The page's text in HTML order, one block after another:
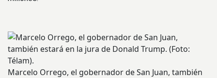
Marcelo Orrego, el gobernador de San Juan, también